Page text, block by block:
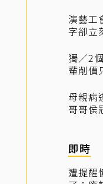
演藝工
字卻立
獨／2
輩削價
母親病
哥哥侯
即時
遭提醒